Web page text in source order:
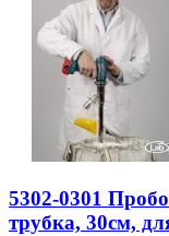
5302-0301
трубка, 30см,